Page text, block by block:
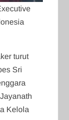
turut
Sri
Kelola